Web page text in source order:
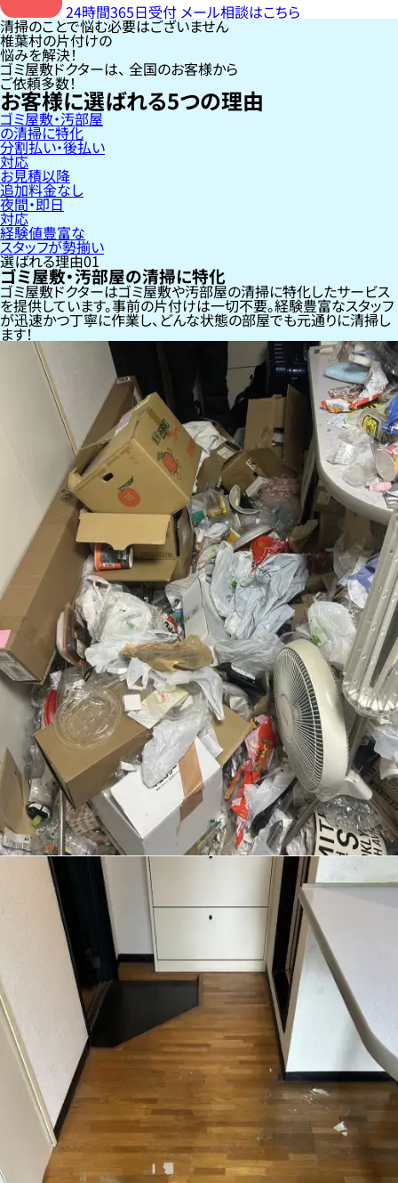
24時間365日受付 メール相談はこちら
清掃のことで悩む必要はございません
椎葉村の片付けの
悩みを解決！
ゴミ屋敷ドクターは、 全国のお客様から
ご依頼多数！
お客様に選ばれる5つの理由
ゴミ屋敷・汚部屋
の清掃に特化
分割払い・後払い
対応
お見積以降
追加料金なし
夜間・即日
対応
経験値豊富な
スタッフが勢揃い
選ばれる理由01
ゴミ屋敷・汚部屋の清掃に特化
ゴミ屋敷ドクターはゴミ屋敷や汚部屋の清掃に特化したサービス
を提供しています。事前の片付けは一切不要。経験豊富なスタッフ
が迅速かつ丁寧に作業し、どんな状態の部屋でも元通りに清掃し
ます！